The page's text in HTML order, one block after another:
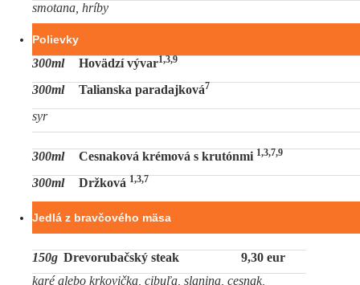
smotana, hríby
Polievky
300ml Hovädzí vývar1,3,9
300ml Talianska paradajková7
syr
300ml Cesnaková krémová s krutónmi 1,3,7,9
300ml Držková 1,3,7
Jedlá z bravčového mäsa
150g Drevorubačský steak
9,30 eur
karé alebo krkovička, cibuľa, slanina, cesnak,